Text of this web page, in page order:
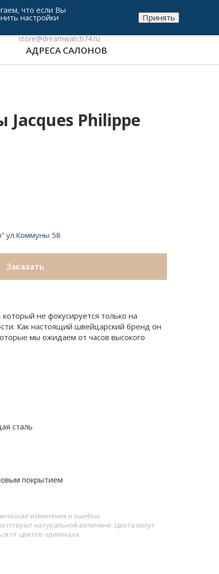
8-912-771-38-05
store@dreamwatch74.ru
АДРЕСА САЛОНОВ
Philippe
ул.Коммуны 58
Заказать
который не фокусируется только на
Как настоящий швейцарский бренд он
мы ожидаем от часов высокого
сталь
покрытием
изменения и ошибки.
натуральной величине. Цвета могут
от цветов оригинала.
что если Вы
настройки Принять